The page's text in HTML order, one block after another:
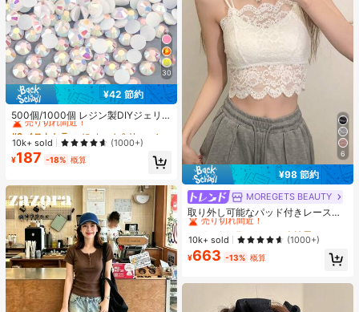
30
¥42 節約
500個/1000個 レジン製DIYジェリ
ーフラットバックラインストーン 小
さな丸型ラインストーン ミニ装飾ア
クセサリー スマホケース、カップ、
靴、ブーツ、衣類装飾、ハンドメイ
ドDIYアイドル応援ファン、ネーム
#3 ベストセラー
に ホーム＆リビング
売り切れ間近！
#3 ベストセラー
売り切れ間近！
#3 ベストセラー
売り切れ間近！
#3 ベストセラー
10k+ sold (1000+)
¥187 -18% 概算
6
¥98 節約
MOREGETS BEAUTY
取り外し可能なパッド付きレースキ
ャミソール、多用途ノースリーブア
ンダーシャツ、女性向け、新学期、
クリスマス、春節、カジュアルホワ
イトサマー、シック&エレガント
#1 ベストセラー
モスク 女性用タンクトップ&キャミス
売り切れ間近！
#1 ベストセラー
売り切れ間近！
#1 ベストセラー
売り切れ間近！
#1 ベストセラー
10k+ sold (1000+)
¥663 -13% 概算